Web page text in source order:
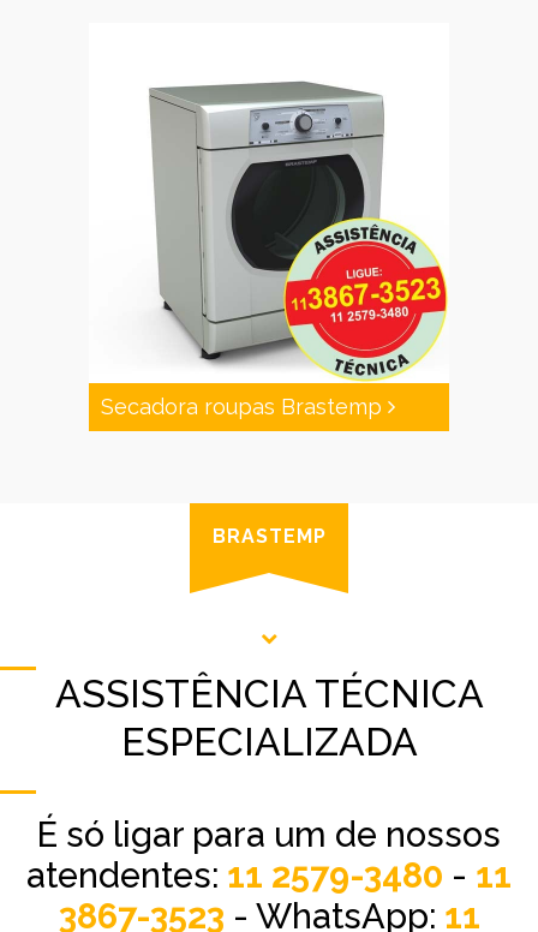
Secadora roupas Brastemp
BRASTEMP
ASSISTÊNCIA TÉCNICA
ESPECIALIZADA
É só ligar para um de nossos
atendentes: 11 2579-3480 - 11
3867-3523 - WhatsApp: 11